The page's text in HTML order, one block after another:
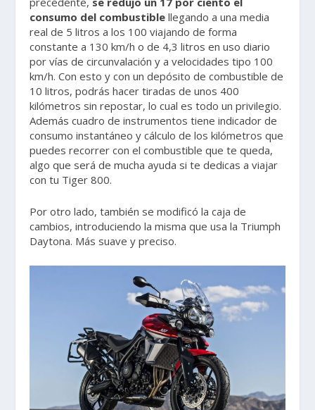
consumo del combustible llegando a una media
real de 5 litros a los 100 viajando de forma
constante a 130 km/h o de 4,3 litros en uso diario
por vías de circunvalación y a velocidades tipo 100
km/h. Con esto y con un depósito de combustible de
10 litros, podrás hacer tiradas de unos 400
kilómetros sin repostar, lo cual es todo un privilegio.
Además cuadro de instrumentos tiene indicador de
consumo instantáneo y cálculo de los kilómetros que
puedes recorrer con el combustible que te queda,
algo que será de mucha ayuda si te dedicas a viajar
con tu Tiger 800.
Por otro lado, también se modificó la caja de
cambios, introduciendo la misma que usa la Triumph
Daytona. Más suave y preciso.